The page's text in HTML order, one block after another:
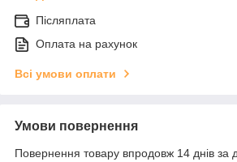
Післяплата
Оплата на рахунок
Всі умови оплати
Умови повернення
Повернення товару впродовж 14 днів за